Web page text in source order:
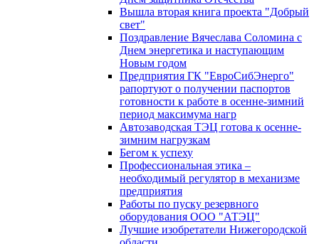
Вышла вторая книга проекта "Добрый
свет"
Поздравление Вячеслава Соломина с
Днем энергетика и наступающим
Новым годом
Предприятия ГК "ЕвроСибЭнерго"
рапортуют о получении паспортов
готовности к работе в осенне-зимний
период максимума нагр
Автозаводская ТЭЦ готова к осенне-
зимним нагрузкам
Бегом к успеху
Профессиональная этика –
необходимый регулятор в механизме
предприятия
Работы по пуску резервного
оборудования ООО "АТЭЦ"
Лучшие изобретатели Нижегородской